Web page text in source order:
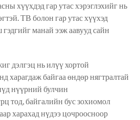
хүүхдэд гар утас хэрэглэхийг нь
ТВ болон гар утас хүүхэд
манай ээж аавууд сайн
дэлгэц нь илүү хортой
харагдаж байгаа өндөр нягтралтай
нүүрний булчин
тод, байгалийн бус зохиомол
харахад нүдээ цочроосноор